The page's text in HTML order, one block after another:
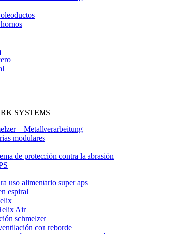
SYSTEMS
modulares
de protección contra la abrasión
uso alimentario super aps
espiral
Air
schmelzer
con reborde